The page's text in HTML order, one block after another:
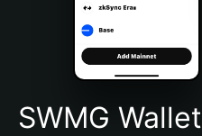
Português (Brasil)
Español (Argentina)
SWMG Wallet